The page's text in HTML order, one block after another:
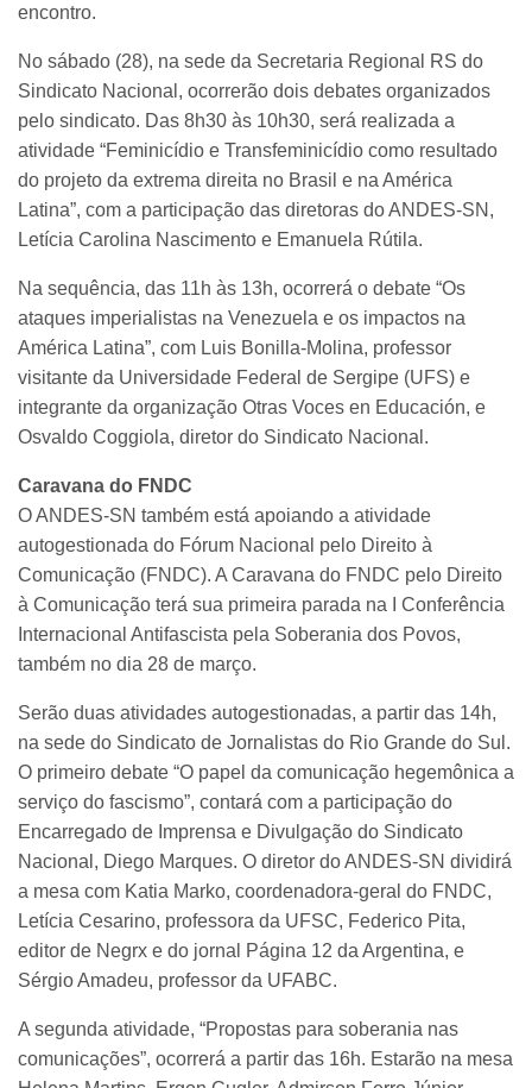
encontro.
No sábado (28), na sede da Secretaria Regional RS do
Sindicato Nacional, ocorrerão dois debates organizados
pelo sindicato. Das 8h30 às 10h30, será realizada a
atividade “Feminicídio e Transfeminicídio como resultado
do projeto da extrema direita no Brasil e na América
Latina”, com a participação das diretoras do ANDES-SN,
Letícia Carolina Nascimento e Emanuela Rútila.
Na sequência, das 11h às 13h, ocorrerá o debate “Os
ataques imperialistas na Venezuela e os impactos na
América Latina”, com Luis Bonilla-Molina, professor
visitante da Universidade Federal de Sergipe (UFS) e
integrante da organização Otras Voces en Educación, e
Osvaldo Coggiola, diretor do Sindicato Nacional.
Caravana do FNDC
O ANDES-SN também está apoiando a atividade
autogestionada do Fórum Nacional pelo Direito à
Comunicação (FNDC). A Caravana do FNDC pelo Direito
à Comunicação terá sua primeira parada na I Conferência
Internacional Antifascista pela Soberania dos Povos,
também no dia 28 de março.
Serão duas atividades autogestionadas, a partir das 14h,
na sede do Sindicato de Jornalistas do Rio Grande do Sul.
O primeiro debate “O papel da comunicação hegemônica a
serviço do fascismo”, contará com a participação do
Encarregado de Imprensa e Divulgação do Sindicato
Nacional, Diego Marques. O diretor do ANDES-SN dividirá
a mesa com Katia Marko, coordenadora-geral do FNDC,
Letícia Cesarino, professora da UFSC, Federico Pita,
editor de Negrx e do jornal Página 12 da Argentina, e
Sérgio Amadeu, professor da UFABC.
A segunda atividade, “Propostas para soberania nas
comunicações”, ocorrerá a partir das 16h. Estarão na mesa